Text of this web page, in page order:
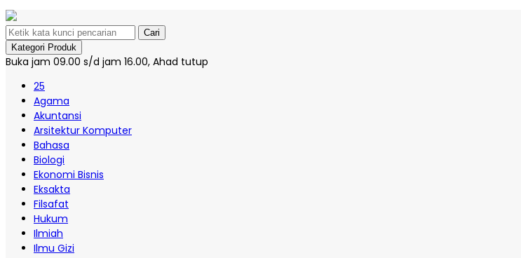
Cari
Kategori Produk
Buka jam 09.00 s/d jam 16.00, Ahad tutup
25
Agama
Akuntansi
Arsitektur Komputer
Bahasa
Biologi
Ekonomi Bisnis
Eksakta
Filsafat
Hukum
Ilmiah
Ilmu Gizi